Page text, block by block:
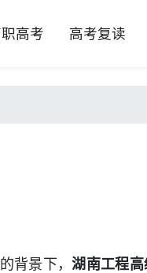
高考 高考复读
背景下，湖南工程高